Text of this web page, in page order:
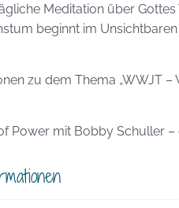
Meditation über
beginnt im
zu dem Thema „WWJT
Power mit Bobby Schuller